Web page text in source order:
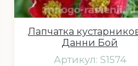
Лапчатка
Данни Бой
Артикул: S1574